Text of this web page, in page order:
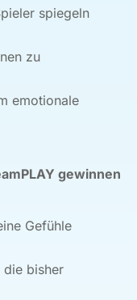
spiegeln
zu
emotionale
gewinnen
Gefühle
die bisher